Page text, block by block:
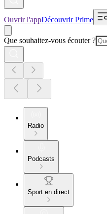
Ouvrir l'appDécouvrir Prime
Que souhaitez-vous écouter ?
Radio
Podcasts
Sport en direct